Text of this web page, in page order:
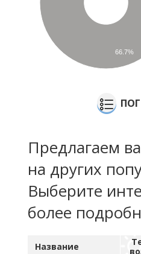
66.7%
Предлагаем
на других
Выберите
более
Название